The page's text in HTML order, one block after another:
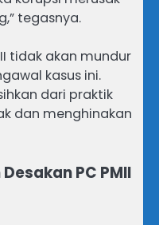
tegasnya.
tidak akan mundur
kasus ini.
dari praktik
dan menghinakan
PC PMII